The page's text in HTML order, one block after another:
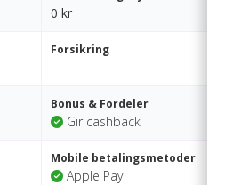
0 kr
Forsikring
Bonus & Fordeler
Gir cashback
Mobile betalingsmetoder
Apple Pay